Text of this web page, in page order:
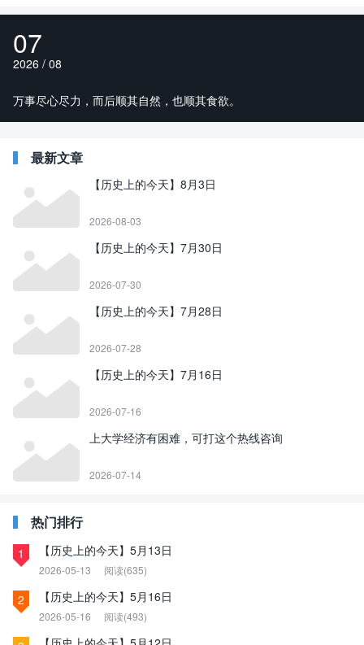
07
2026 / 08
万事尽心尽力，而后顺其自然，也顺其食欲。
最新文章
【历史上的今天】8月3日
2026-08-03
【历史上的今天】7月30日
2026-07-30
【历史上的今天】7月28日
2026-07-28
【历史上的今天】7月16日
2026-07-16
上大学经济有困难，可打这个热线咨询
2026-07-14
热门排行
1 【历史上的今天】5月13日
2026-05-13 阅读(635)
2 【历史上的今天】5月16日
2026-05-16 阅读(493)